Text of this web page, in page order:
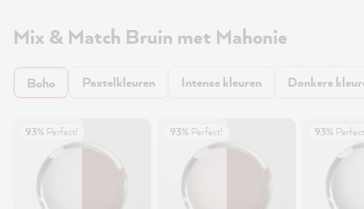
Mix & Match Bruin met Mahonie
Boho Pastelkleuren Intense kleuren Donkere
93% Perfect! 93% Perfect! 93%